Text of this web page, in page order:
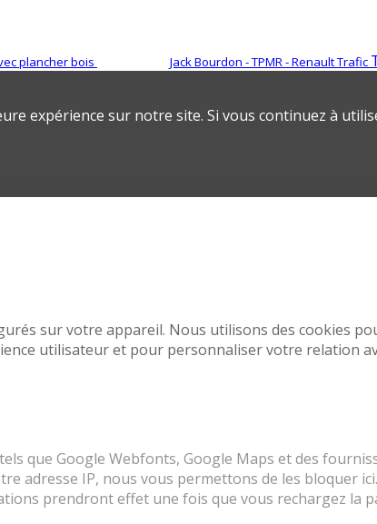
plancher bois Jack Bourdon - TPMR - Renault Trafic
expérience sur notre site. Si vous continuez à
sur votre appareil. Nous utilisons des cookies
utilisateur et pour personnaliser votre relation
que Google Webfonts, Google Maps et des
adresse IP, nous vous permettons de les bloquer
prendront effet une fois que vous rechargez la